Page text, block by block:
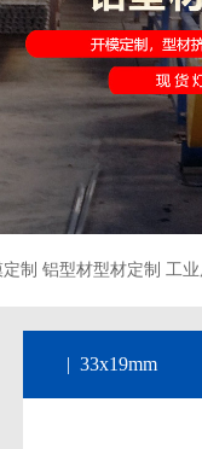
制 铝型材型材定制 工
| 33x19mm